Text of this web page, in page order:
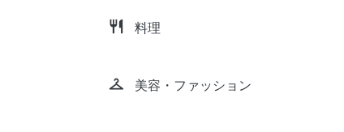
restaurant 料理
checkroom 美容・ファッション